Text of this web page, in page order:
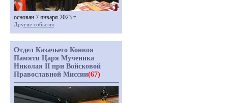
основан 7 января 2023 г.
Другие события
Отдел Казачьего Конвоя
Памяти Царя Мученика
Николая II при Войсковой
Православной Миссии(67)